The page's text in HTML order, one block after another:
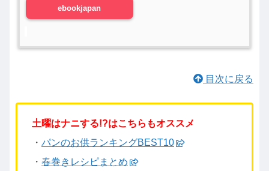
ebookjapan
目次に戻る
土曜はナニする!?はこちらもオススメ
・ パンのお供ランキングBEST10
・ 春巻きレシピまとめ